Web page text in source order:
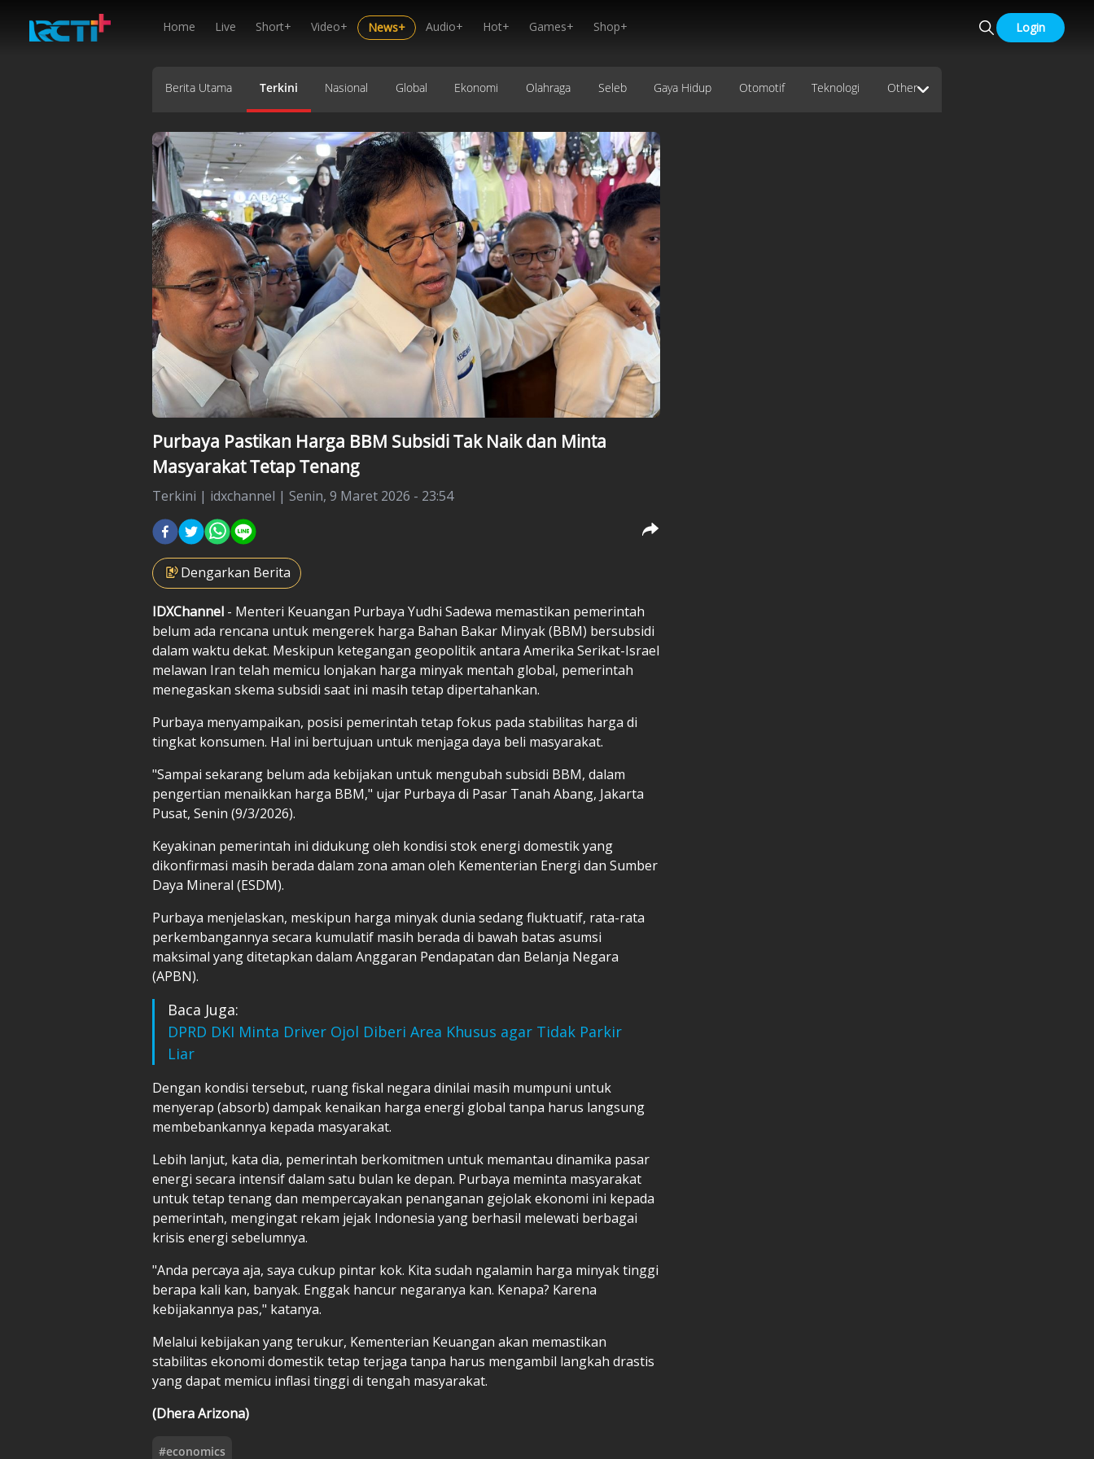
Home Live Short+ Video+ News+ Audio+ Hot+ Games+ Shop+ Login
Berita Utama Terkini Nasional Global Ekonomi Olahraga Seleb Gaya Hidup Otomotif Teknologi Other
Purbaya Pastikan Harga BBM Subsidi Tak Naik dan Minta
Masyarakat Tetap Tenang
Terkini | idxchannel | Senin, 9 Maret 2026 - 23:54
Dengarkan Berita
IDXChannel - Menteri Keuangan Purbaya Yudhi Sadewa memastikan pemerintah
belum ada rencana untuk mengerek harga Bahan Bakar Minyak (BBM) bersubsidi
dalam waktu dekat. Meskipun ketegangan geopolitik antara Amerika Serikat-Israel
melawan Iran telah memicu lonjakan harga minyak mentah global, pemerintah
menegaskan skema subsidi saat ini masih tetap dipertahankan.
Purbaya menyampaikan, posisi pemerintah tetap fokus pada stabilitas harga di
tingkat konsumen. Hal ini bertujuan untuk menjaga daya beli masyarakat.
"Sampai sekarang belum ada kebijakan untuk mengubah subsidi BBM, dalam
pengertian menaikkan harga BBM," ujar Purbaya di Pasar Tanah Abang, Jakarta
Pusat, Senin (9/3/2026).
Keyakinan pemerintah ini didukung oleh kondisi stok energi domestik yang
dikonfirmasi masih berada dalam zona aman oleh Kementerian Energi dan Sumber
Daya Mineral (ESDM).
Purbaya menjelaskan, meskipun harga minyak dunia sedang fluktuatif, rata-rata
perkembangannya secara kumulatif masih berada di bawah batas asumsi
maksimal yang ditetapkan dalam Anggaran Pendapatan dan Belanja Negara
(APBN).
Baca Juga:
DPRD DKI Minta Driver Ojol Diberi Area Khusus agar Tidak Parkir
Liar
Dengan kondisi tersebut, ruang fiskal negara dinilai masih mumpuni untuk
menyerap (absorb) dampak kenaikan harga energi global tanpa harus langsung
membebankannya kepada masyarakat.
Lebih lanjut, kata dia, pemerintah berkomitmen untuk memantau dinamika pasar
energi secara intensif dalam satu bulan ke depan. Purbaya meminta masyarakat
untuk tetap tenang dan mempercayakan penanganan gejolak ekonomi ini kepada
pemerintah, mengingat rekam jejak Indonesia yang berhasil melewati berbagai
krisis energi sebelumnya.
"Anda percaya aja, saya cukup pintar kok. Kita sudah ngalamin harga minyak tinggi
berapa kali kan, banyak. Enggak hancur negaranya kan. Kenapa? Karena
kebijakannya pas," katanya.
Melalui kebijakan yang terukur, Kementerian Keuangan akan memastikan
stabilitas ekonomi domestik tetap terjaga tanpa harus mengambil langkah drastis
yang dapat memicu inflasi tinggi di tengah masyarakat.
(Dhera Arizona)
#economics